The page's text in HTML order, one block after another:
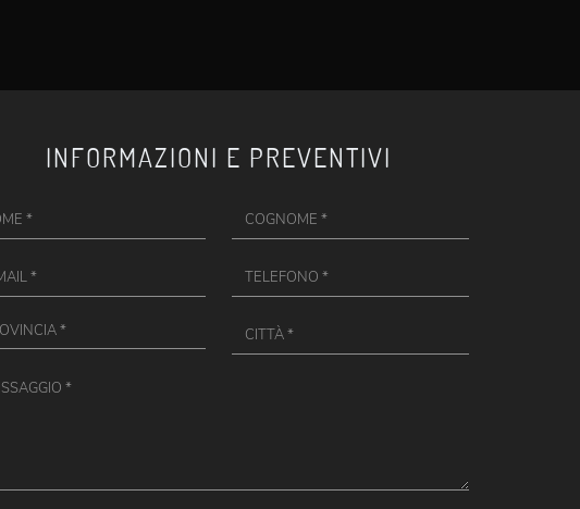
INFORMAZIONI E PREVENTIVI